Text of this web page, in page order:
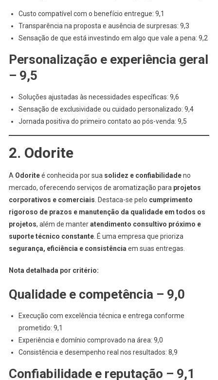
Custo compatível com o benefício entregue: 9,1
Transparência na proposta e ausência de surpresas: 9,3
Sensação de que está investindo em algo que vale a pena: 9,2
Personalização e experiência geral
– 9,5
Soluções ajustadas às necessidades específicas: 9,6
Sensação de exclusividade ou cuidado personalizado: 9,4
Jornada positiva do primeiro contato ao pós-venda: 9,5
2. Odorite
A Odoriteé conhecida por sua solidez e confiabilidadeno
mercado, oferecendo serviços de aromatização para projetos
corporativos e comerciais . Destaca-se pelo cumprimento
rigoroso de prazos e manutenção da qualidade em todos os
projetos, além de manteratendimento consultivo próximo e
suporte técnico constante. É uma empresa que prioriza
segurança, eficiência e consistência em suas entregas.
Nota detalhada por critério:
Qualidade e competência – 9,0
Execução com excelência técnica e entrega conforme
prometido: 9,1
Experiência e domínio comprovado na área: 9,0
Consistência e desempenho real nos resultados: 8,9
Confiabilidade e reputação – 9,1